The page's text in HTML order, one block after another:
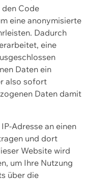
Code
eine anonymisierte
Dadurch
eine
Daten ein
also sofort
Daten damit
Adresse an einen
und dort
Website wird
um Ihre Nutzung
über die